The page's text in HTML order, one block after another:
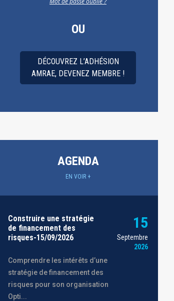
OU
DÉCOUVREZ L’ADHÉSION
AMRAE, DEVENEZ MEMBRE !
AGENDA
EN VOIR +
Construire une stratégie
de financement des
risques-15/09/2026
Comprendre les intérêts d’une
stratégie de financement des
risques pour son organisation
Opti...
15
Septembre
2026